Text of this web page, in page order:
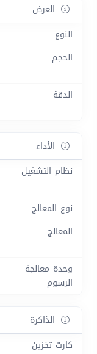
العرض
النوع
الحجم
الدقة
الأداء
نظام التشغيل
نوع المعالج
المعالج
وحدة معالجة
الرسوم
الذاكرة
كارت تخزين